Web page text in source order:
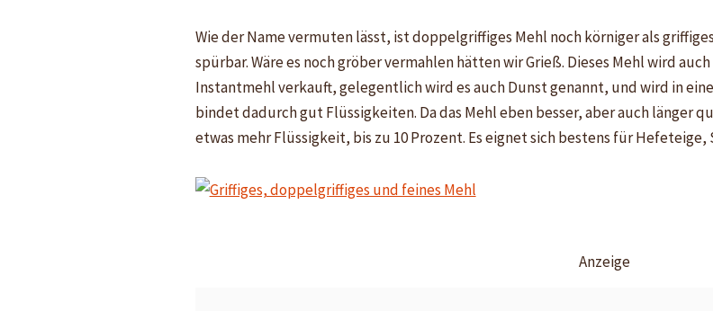
Wie der Name vermuten lässt, ist doppelgriffiges Mehl noch körniger als
spürbar. Wäre es noch gröber vermahlen hätten wir Grieß. Dieses Mehl wird
Instantmehl verkauft, gelegentlich wird es auch Dunst genannt, und wird in
bindet dadurch gut Flüssigkeiten. Da das Mehl eben besser, aber auch länger
etwas mehr Flüssigkeit, bis zu 10 Prozent. Es eignet sich bestens für
Anzeige